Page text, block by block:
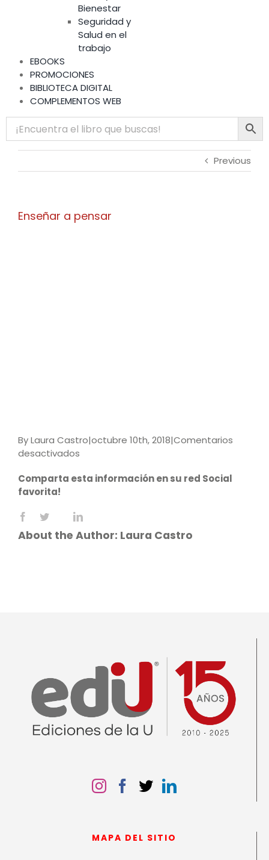
Bienestar
Seguridad y
Salud en el
trabajo
EBOOKS
PROMOCIONES
BIBLIOTECA DIGITAL
COMPLEMENTOS WEB
Previous
Enseñar a pensar
ByLaura Castro|octubre 10th, 2018|Comentarios
desactivados
a
Comparta esta información en su red Social
favorita!
Facebook
X RedditLinkedIn
About the Author: Laura Castro
MAPA DEL SITIO